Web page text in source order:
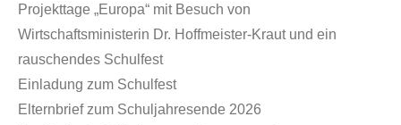
Projekttage „Europa“ mit Besuch von
Wirtschaftsministerin Dr. Hoffmeister-Kraut und ein
rauschendes Schulfest
Einladung zum Schulfest
Elternbrief zum Schuljahresende 2026